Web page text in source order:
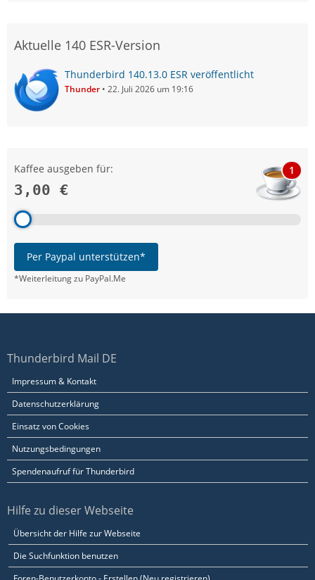
Aktuelle 140 ESR-Version
Thunderbird 140.13.0 ESR veröffentlicht
Thunder 22. Juli 2026 um 19:16
Kaffee ausgeben für:
3,00 €
1
Per Paypal unterstützen*
*Weiterleitung zu PayPal.Me
Thunderbird Mail DE
Impressum & Kontakt
Datenschutzerklärung
Einsatz von Cookies
Nutzungsbedingungen
Spendenaufruf für Thunderbird
Hilfe zu dieser Webseite
Übersicht der Hilfe zur Webseite
Die Suchfunktion benutzen